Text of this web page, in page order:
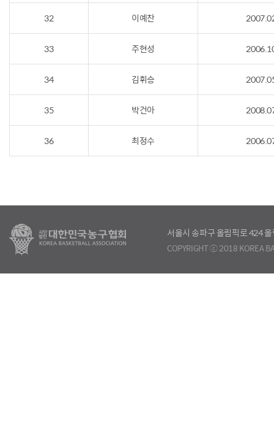
32 이예찬
33 주현성
34 김휘승
35 박건아
36 최정수
서울시 송파구 올림픽로 424
COPYRIGHT ⓒ 2018 KOREA